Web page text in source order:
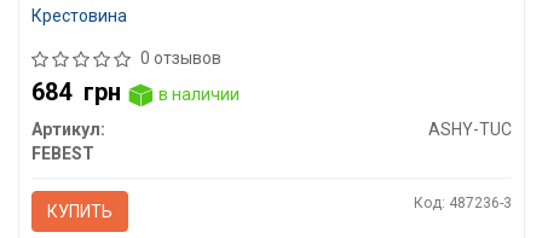
Крестовина
0 отзывов
684 грн
в наличии
Артикул:
ASHY-TUC
FEBEST
КУПИТЬ Код: 487236-3